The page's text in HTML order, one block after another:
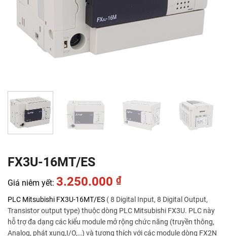
FX3U-16MT/ES
Giá niêm yết: 3.250.000 ₫
PLC Mitsubishi FX3U-16MT/ES ( 8 Digital Input, 8 Digital Output,
Transistor output type) thuộc dòng PLC Mitsubishi FX3U. PLC này
hỗ trợ đa dạng các kiểu module mở rộng chức năng (truyền thông,
Analog, phát xung,I/O,…) và tương thích với các module dòng FX2N